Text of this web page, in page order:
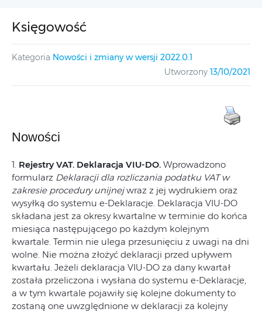
Księgowość
Kategoria Nowości i zmiany w wersji 2022.0.1
Utworzony 13/10/2021
Nowości
1. Rejestry VAT. Deklaracja VIU-DO. Wprowadzono
formularz Deklaracji dla rozliczania podatku VAT w
zakresie procedury unijnejwraz z jej wydrukiem oraz
wysyłką do systemu e‑Deklaracje. Deklaracja VIU-DO
składana jest za okresy kwartalne w terminie do końca
miesiąca następującego po każdym kolejnym
kwartale. Termin nie ulega przesunięciu z uwagi na dni
wolne. Nie można złożyć deklaracji przed upływem
kwartału. Jeżeli deklaracja VIU-DO za dany kwartał
została przeliczona i wysłana do systemu e-Deklaracje,
a w tym kwartale pojawiły się kolejne dokumenty to
zostaną one uwzględnione w deklaracji za kolejny